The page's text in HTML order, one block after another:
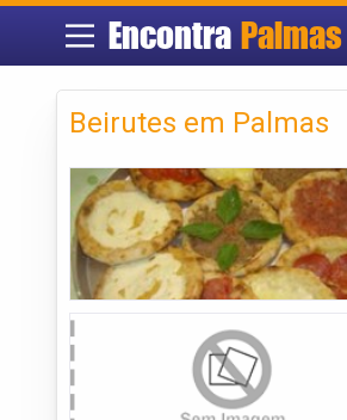
Encontra Palmas
Beirutes em Palmas